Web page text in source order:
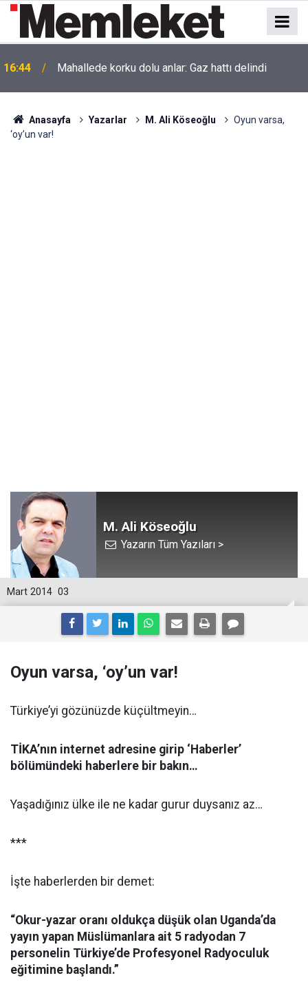
16:44 Mahallede korku dolu anlar: Gaz hattı delindi
Anasayfa Yazarlar M. Ali Köseoğlu
Oyun varsa,
‘oy’un var!
M. Ali Köseoğlu
Yazarın Tüm Yazıları >
03
Mart 2014
Oyun varsa, ‘oy’un var!
Türkiye’yi gözünüzde küçültmeyin…
TİKA’nın internet adresine girip ‘Haberler’
bölümündeki haberlere bir bakın…
Yaşadığınız ülke ile ne kadar gurur duysanız az…
***
İşte haberlerden bir demet:
“Okur-yazar oranı oldukça düşük olan Uganda’da
yayın yapan Müslümanlara ait 5 radyodan 7
personelin Türkiye’de Profesyonel Radyoculuk
eğitimine başlandı.”